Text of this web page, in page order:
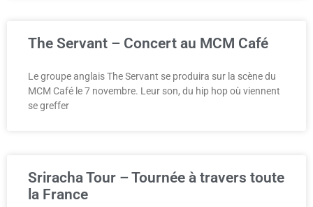
The Servant – Concert au MCM Café
Le groupe anglais The Servant se produira sur la scène du
MCM Café le 7 novembre. Leur son, du hip hop où viennent
se greffer
Sriracha Tour – Tournée à travers toute
la France